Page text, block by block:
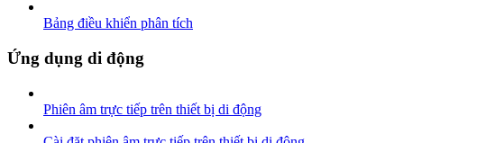
Bảng điều khiển phân tích
Ứng dụng di động
Phiên âm trực tiếp trên thiết bị di động